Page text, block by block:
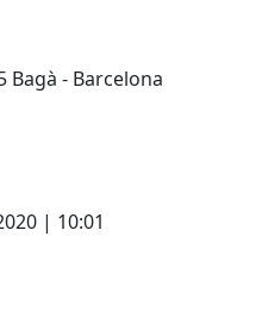
Bagà - Barcelona
| 10:01